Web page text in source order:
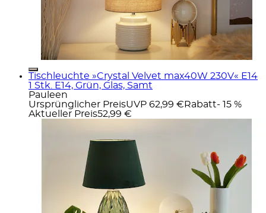
Tischleuchte »Crystal Velvet max40W 230V« E14
1 Stk. E14, Grün, Glas, Samt
Pauleen
Ursprünglicher PreisUVP 62,99 € Rabatt- 15 %
Aktueller Preis52,99 €